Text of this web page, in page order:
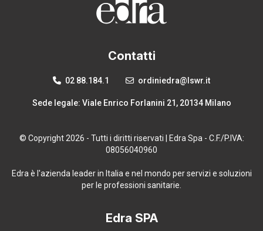
Contatti
02 88.184.1 ordiniedra@lswr.it
Sede legale: Viale Enrico Forlanini 21, 20134 Milano
© Copyright 2026 - Tutti i diritti riservati | Edra Spa - C.F./P.IVA:
08056040960
Edra è l'azienda leader in Italia e nel mondo per servizi e soluzioni
per le professioni sanitarie.
Edra SPA